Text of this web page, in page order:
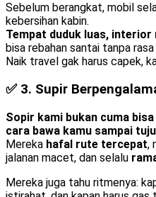
Sebelum berangkat, mobil
kebersihan kabin.
Tempat duduk luas, interior
bisa rebahan santai tanpa
Naik travel gak harus capek,
✅ 3. Supir
Sopir kami bukan cuma
cara bawa kamu sampai
Mereka hafal rute tercepat,
jalanan macet, dan selalu
Mereka juga tahu ritmenya: